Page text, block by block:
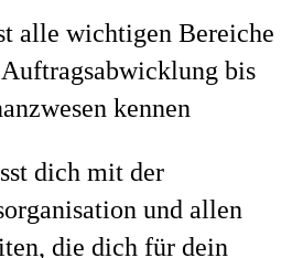
alle wichtigen Bereiche
bis
kennen
dich mit der
und allen
die dich für dein